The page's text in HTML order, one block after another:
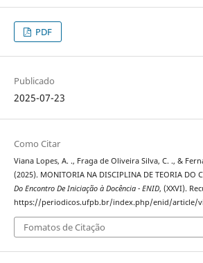
PDF
Publicado
2025-07-23
Como Citar
Viana Lopes, A. ., Fraga de Oliveira Silva, C. ., &
(2025). MONITORIA NA DISCIPLINA DE TEORIA DO
Do Encontro De Iniciação à Docência - ENID, (XXVI).
https://periodicos.ufpb.br/index.php/enid/article/
Fomatos de Citação